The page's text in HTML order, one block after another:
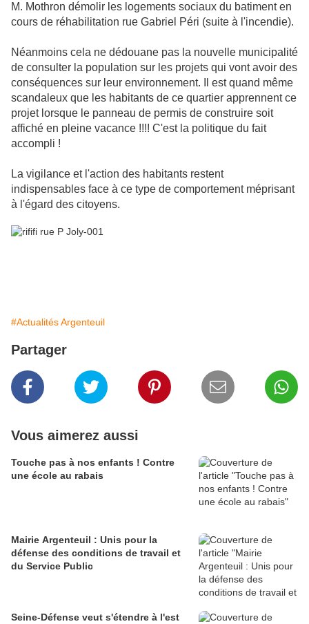
M. Mothron démolir les logements sociaux du batiment en
cours de réhabilitation rue Gabriel Péri (suite à l'incendie).
Néanmoins cela ne dédouane pas la nouvelle municipalité
de consulter la population sur les projets qui vont avoir des
conséquences sur leur environnement. Il est quand même
scandaleux que les habitants de ce quartier apprennent ce
projet lorsque le panneau de permis de construire soit
affiché en pleine vacance !!!! C'est la politique du fait
accompli !
La vigilance et l'action des habitants restent
indispensables face à ce type de comportement méprisant
à l'égard des citoyens.
#Actualités Argenteuil
Partager
Vous aimerez aussi
Touche pas à nos enfants ! Contre
une école au rabais
Mairie Argenteuil : Unis pour la
défense des conditions de travail et
du Service Public
Seine-Défense veut s'étendre à l'est